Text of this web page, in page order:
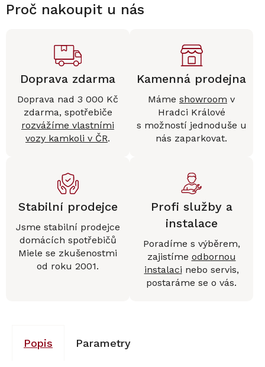
Proč nakoupit u nás
Doprava zdarma
Doprava nad 3 000 Kč
zdarma, spotřebiče
rozvážíme vlastními
vozy kamkoli v ČR.
Kamenná prodejna
Máme showroom v
Hradci Králové
s možností jednoduše u
nás zaparkovat.
Stabilní prodejce
Jsme stabilní prodejce
domácích spotřebičů
Miele se zkušenostmi
od roku 2001.
Profi služby a
instalace
Poradíme s výběrem,
zajistíme odbornou
instalaci nebo servis,
postaráme se o vás.
Popis Parametry